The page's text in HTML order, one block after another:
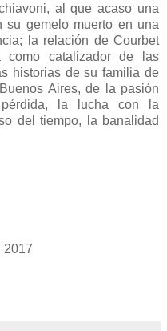
al que acaso una
su gemelo muerto en una
la relación de Courbet
catalizador de las
historias de su familia de
Aires, de la pasión
la lucha con la
del tiempo, la banalidad
2017